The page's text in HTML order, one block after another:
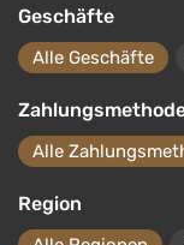
Geschäfte
Alle Geschäfte
Alle
Region